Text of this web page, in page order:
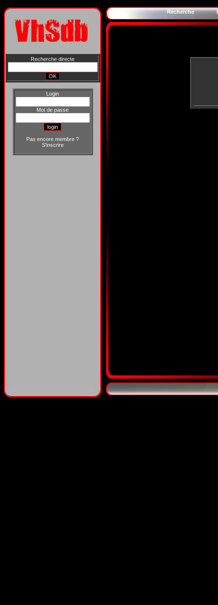
Recherche directe
Login
Mot de passe
Pas encore membre ?
S'inscrire
Recherche